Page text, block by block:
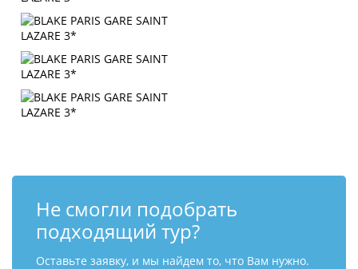
Не смогли подобрать
подходящий тур?
Оставьте заявку, и мы найдем то, что Вам нужно.